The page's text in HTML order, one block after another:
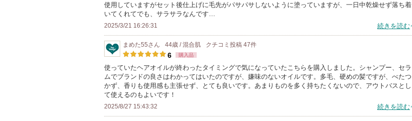
上
ン
ー
に
お
に
使用していますがセット後仕上げに毛先がパサパサしないように塗っていますが、一日中乾燥せず落ち着
いてくれてでも、サラサラなんです…
2025/3/21 16:26:31 続きを読む
まめた55さん 44歳 / 混合肌 クチコミ投稿 47件
6 購入品
使っていたヘアオイルが終わったタイミングで気になっていたこちらを購入しました。シャンプー、セラ
ムでブランドの良さはわかってはいたのですが、嫌味のないオイルです。多毛、硬めの髪ですが、べたつ
かず、香りも使用感も主張せず、とても良いです。あまりものを多く持ちたくないので、アウトバスとし
て使えるのもよいです！
2025/8/27 15:43:32 続きを読む